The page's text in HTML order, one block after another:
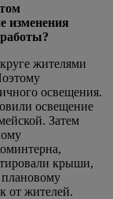
изменения
жителями
освещения.
освещение
Затем
крыши,
от жителей.